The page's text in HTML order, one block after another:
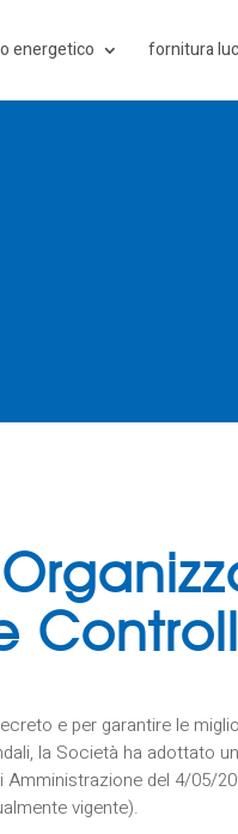
energetico fornitura
e per garantire le
la Società ha adottato
Amministrazione del 4/05/
vigente).